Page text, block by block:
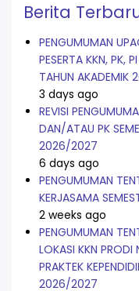
Berita
PENGUMUMAN
PESERTA KKN, PK,
TAHUN
3 days ago
REVISI
DAN/ATAU PK
2026/2027
6 days ago
PENGUMUMAN
KERJASAMA
2 weeks ago
PENGUMUMAN
LOKASI KKN PRODI
PRAKTEK
2026/2027